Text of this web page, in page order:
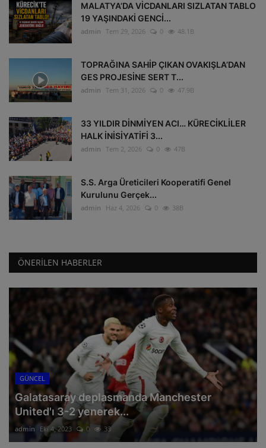
MALATYA’DA VİCDANLARI SIZLATAN TABLO
19 YAŞINDAKİ GENCİ...
admin Tem 29, 2026 0 48.1B
TOPRAĞINA SAHİP ÇIKAN OVAKIŞLA’DAN
GES PROJESİNE SERT T...
admin Tem 31, 2026 0 47.9B
33 YILDIR DİNMİYEN ACI… KÜRECİKLİLER
HALK İNİSİYATİFİ 3...
admin Tem 2, 2026 0 47B
S.S. Arga Üreticileri Kooperatifi Genel
Kurulunu Gerçek...
admin Haz 4, 2026 0 38B
ÖNERILEN HABERLER
GÜNCEL
Galatasaray deplasmanda Manchester
United'ı 3-2 yenerek...
admin Eki 4, 2023 0 33